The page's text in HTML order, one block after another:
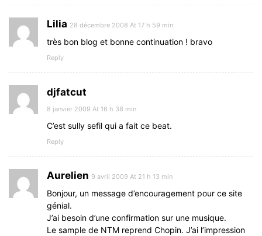
Lilia 28 décembre 2008 At 17 h 59 min
très bon blog et bonne continuation ! bravo
Reply
djfatcut
8 janvier 2009 At 16 h 38 min
C’est sully sefil qui a fait ce beat.
Reply
Aurelien 9 avril 2009 At 21 h 13 min
Bonjour, un message d’encouragement pour ce site
génial.
J’ai besoin d’une confirmation sur une musique.
Le sample de NTM reprend Chopin. J’ai l’impression